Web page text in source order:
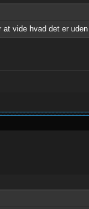
vide hvad det er